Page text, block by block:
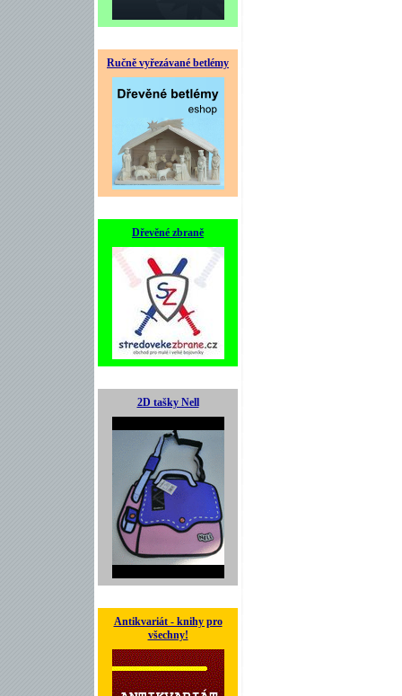
Ručně vyřezávané betlémy
Dřevěné zbraně
2D tašky Nell
Antikvariát - knihy pro
všechny!